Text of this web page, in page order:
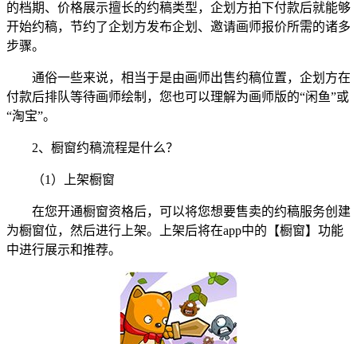
的档期、价格展示擅长的约稿类型，企划方拍下付款后就能够
开始约稿，节约了企划方发布企划、邀请画师报价所需的诸多
步骤。
通俗一些来说，相当于是由画师出售约稿位置，企划方在
付款后排队等待画师绘制，您也可以理解为画师版的“闲鱼”或
“淘宝”。
2、橱窗约稿流程是什么？
（1）上架橱窗
在您开通橱窗资格后，可以将您想要售卖的约稿服务创建
为橱窗位，然后进行上架。上架后将在app中的【橱窗】功能
中进行展示和推荐。